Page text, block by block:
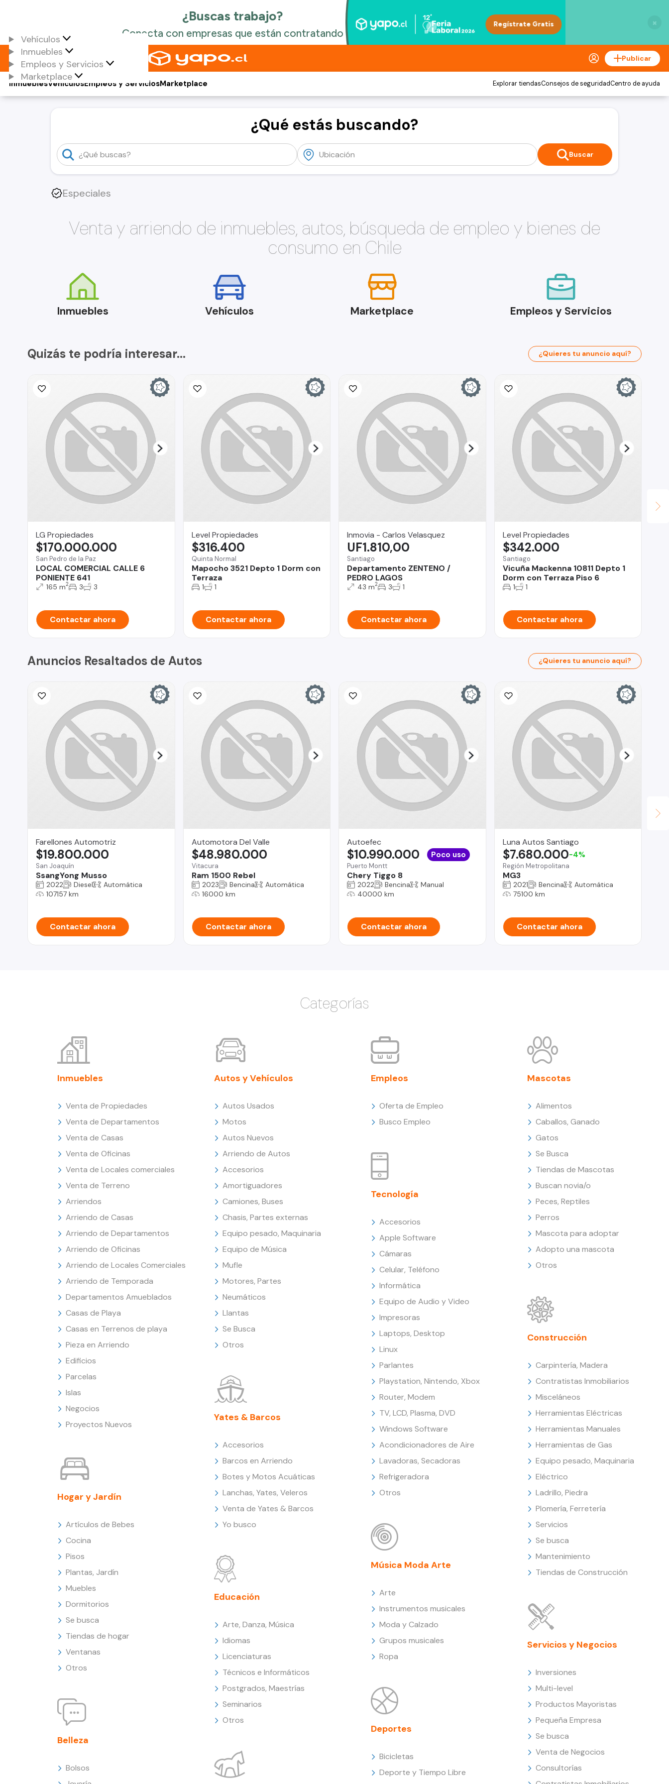
×
Vehículos
Inmuebles
Empleos y Servicios
Marketplace
Publicar
Vehículos
Inmuebles Empleos y ServiciosMarketplace Explorar tiendasConsejos de seguridadCentro de ayuda
¿Qué estás buscando?
Buscar
Especiales
Venta y arriendo de inmuebles, autos, búsqueda de empleo y bienes de
consumo en Chile
Inmuebles Vehículos Marketplace Empleos y Servicios
Quizás te podría interesar... ¿Quieres tu anuncio aquí?
LG Propiedades
San Pedro de la Paz
LOCAL COMERCIAL CALLE 6
PONIENTE 641
$170.000.000
165 m2 3 3
Contactar ahora
Level Propiedades
Quinta Normal
Mapocho 3521 Depto 1 Dorm con
Terraza
$316.400
1 1
Contactar ahora
Inmovia - Carlos Velasquez
Santiago
Departamento ZENTENO /
PEDRO LAGOS
UF1.810,00
43 m2 3 1
Contactar ahora
Level Propiedades
Santiago
Vicuña Mackenna 10811 Depto 1
Dorm con Terraza Piso 6
$342.000
1 1
Contactar ahora
Anuncios Resaltados de Autos ¿Quieres tu anuncio aquí?
Farellones Automotriz
San Joaquín
SsangYong Musso
$19.800.000
2022 Diesel
Automática
107157 km
Contactar ahora
Automotora Del Valle
Vitacura
Ram 1500 Rebel
$48.980.000
2023 Bencina
Automática
16000 km
Contactar ahora
Autoefec
Puerto Montt
Chery Tiggo 8
$10.990.000 Poco uso
2022 Bencina
Manual
40000 km
Contactar ahora
Luna Autos Santiago
Región Metropolitana
MG3
$7.680.000-4%
2021 Bencina
Automática
75100 km
Contactar ahora
Categorías
Inmuebles
Venta de Propiedades
Venta de Departamentos
Venta de Casas
Venta de Oficinas
Venta de Locales comerciales
Venta de Terreno
Arriendos
Arriendo de Casas
Arriendo de Departamentos
Arriendo de Oficinas
Arriendo de Locales Comerciales
Arriendo de Temporada
Departamentos Amueblados
Casas de Playa
Casas en Terrenos de playa
Pieza en Arriendo
Edificios
Parcelas
Islas
Negocios
Proyectos Nuevos
Hogar y Jardín
Artículos de Bebes
Cocina
Pisos
Plantas, Jardín
Muebles
Dormitorios
Se busca
Tiendas de hogar
Ventanas
Otros
Belleza
Bolsos
Autos y Vehículos
Autos Usados
Motos
Autos Nuevos
Arriendo de Autos
Accesorios
Amortiguadores
Camiones, Buses
Chasis, Partes externas
Equipo pesado, Maquinaria
Equipo de Música
Mufle
Motores, Partes
Neumáticos
Llantas
Se Busca
Otros
Yates & Barcos
Accesorios
Barcos en Arriendo
Botes y Motos Acuáticas
Lanchas, Yates, Veleros
Venta de Yates & Barcos
Yo busco
Educación
Arte, Danza, Música
Idiomas
Licenciaturas
Técnicos e Informáticos
Postgrados, Maestrías
Seminarios
Otros
Empleos
Oferta de Empleo
Busco Empleo
Tecnología
Accesorios
Apple Software
Cámaras
Celular, Teléfono
Informática
Equipo de Audio y Video
Impresoras
Laptops, Desktop
Linux
Parlantes
Playstation, Nintendo, Xbox
Router, Modem
TV, LCD, Plasma, DVD
Windows Software
Acondicionadores de Aire
Lavadoras, Secadoras
Refrigeradora
Otros
Música Moda Arte
Arte
Instrumentos musicales
Moda y Calzado
Grupos musicales
Ropa
Deportes
Bicicletas
Deporte y Tiempo Libre
Mascotas
Alimentos
Caballos, Ganado
Gatos
Se Busca
Tiendas de Mascotas
Buscan novia/o
Peces, Reptiles
Perros
Mascota para adoptar
Adopto una mascota
Otros
Construcción
Carpintería, Madera
Contratistas Inmobiliarios
Misceláneos
Herramientas Eléctricas
Herramientas Manuales
Herramientas de Gas
Equipo pesado, Maquinaria
Eléctrico
Ladrillo, Piedra
Plomería, Ferretería
Servicios
Se busca
Mantenimiento
Tiendas de Construcción
Servicios y Negocios
Inversiones
Multi-level
Productos Mayoristas
Pequeña Empresa
Se busca
Venta de Negocios
Consultorías